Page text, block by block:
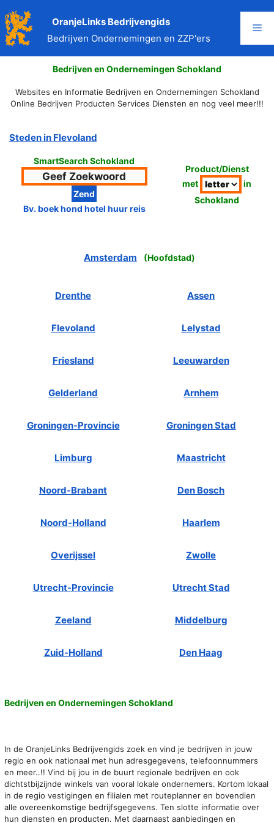
naar
de
inhoud
OranjeLinks Bedrijvengids
Bedrijven Ondernemingen en ZZP'ers
Bedrijven en Ondernemingen Schokland
Websites en Informatie Bedrijven en Ondernemingen Schokland
Online Bedrijven Producten Services Diensten en nog veel meer!!!
Steden in Flevoland
SmartSearch Schokland
Bv. boek hond hotel huur reis
Product/Dienst
met
in
Schokland
Amsterdam (Hoofdstad)
Drenthe Assen
Flevoland Lelystad
Friesland Leeuwarden
Gelderland Arnhem
Groningen-Provincie Groningen Stad
Limburg Maastricht
Noord-Brabant Den Bosch
Noord-Holland Haarlem
Overijssel Zwolle
Utrecht-Provincie Utrecht Stad
Zeeland Middelburg
Zuid-Holland Den Haag
Bedrijven en Ondernemingen Schokland
In de OranjeLinks Bedrijvengids zoek en vind je bedrijven in jouw
regio en ook nationaal met hun adresgegevens, telefoonnummers
en meer..!! Vind bij jou in de buurt regionale bedrijven en ook
dichtstbijzijnde winkels van vooral lokale ondernemers. Kortom lokaal
in de regio vestigingen en filialen met routeplanner en bovendien
alle overeenkomstige bedrijfsgegevens. Ten slotte informatie over
hun diensten en producten. Met daarnaast aanbiedingen en